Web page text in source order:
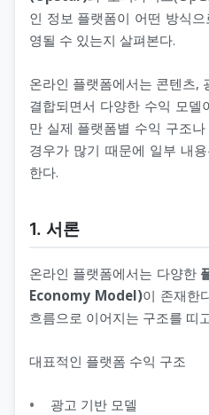
인 정보 플랫폼이 어떤 방식
영될 수 있는지 살펴본다.
온라인 플랫폼에서는 콘텐츠,
결합되면서 다양한 수익 모델
만 실제 플랫폼별 수익 구조
경우가 많기 때문에 일부 내
한다.
1. 서론
온라인 플랫폼에서는 다양한
Economy Model)이 존재한
흐름으로 이어지는 구조를 띠
대표적인 플랫폼 수익 구조
광고 기반 모델